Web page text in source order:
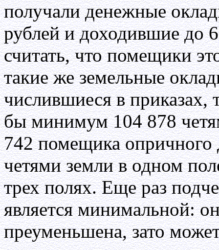
получали денежные
рублей и доходившие до
считать, что помещики
такие же земельные
числившиеся в приказах,
бы минимум 104 878
742 помещика опричного
четями земли в одном
трех полях. Еще раз
является минимальной:
преуменьшена, зато